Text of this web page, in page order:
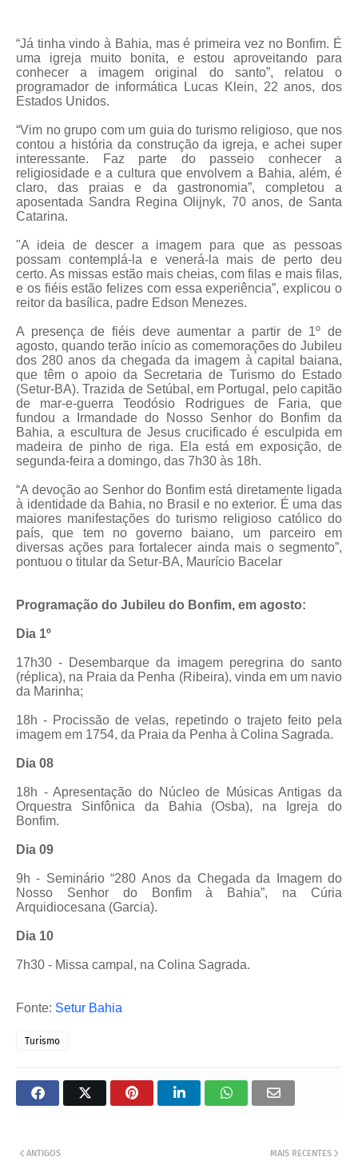
“Já tinha vindo à Bahia, mas é primeira vez no Bonfim. É
uma igreja muito bonita, e estou aproveitando para
conhecer a imagem original do santo”, relatou o
programador de informática Lucas Klein, 22 anos, dos
Estados Unidos.
“Vim no grupo com um guia do turismo religioso, que nos
contou a história da construção da igreja, e achei super
interessante. Faz parte do passeio conhecer a
religiosidade e a cultura que envolvem a Bahia, além, é
claro, das praias e da gastronomia”, completou a
aposentada Sandra Regina Olijnyk, 70 anos, de Santa
Catarina.
"A ideia de descer a imagem para que as pessoas
possam contemplá-la e venerá-la mais de perto deu
certo. As missas estão mais cheias, com filas e mais filas,
e os fiéis estão felizes com essa experiência”, explicou o
reitor da basílica, padre Edson Menezes.
A presença de fiéis deve aumentar a partir de 1º de
agosto, quando terão início as comemorações do Jubileu
dos 280 anos da chegada da imagem à capital baiana,
que têm o apoio da Secretaria de Turismo do Estado
(Setur-BA). Trazida de Setúbal, em Portugal, pelo capitão
de mar-e-guerra Teodósio Rodrigues de Faria, que
fundou a Irmandade do Nosso Senhor do Bonfim da
Bahia, a escultura de Jesus crucificado é esculpida em
madeira de pinho de riga. Ela está em exposição, de
segunda-feira a domingo, das 7h30 às 18h.
“A devoção ao Senhor do Bonfim está diretamente ligada
à identidade da Bahia, no Brasil e no exterior. É uma das
maiores manifestações do turismo religioso católico do
país, que tem no governo baiano, um parceiro em
diversas ações para fortalecer ainda mais o segmento”,
pontuou o titular da Setur-BA, Maurício Bacelar
Programação do Jubileu do Bonfim, em agosto:
Dia 1º
17h30 - Desembarque da imagem peregrina do santo
(réplica), na Praia da Penha (Ribeira), vinda em um navio
da Marinha;
18h - Procissão de velas, repetindo o trajeto feito pela
imagem em 1754, da Praia da Penha à Colina Sagrada.
Dia 08
18h - Apresentação do Núcleo de Músicas Antigas da
Orquestra Sinfônica da Bahia (Osba), na Igreja do
Bonfim.
Dia 09
9h - Seminário “280 Anos da Chegada da Imagem do
Nosso Senhor do Bonfim à Bahia”, na Cúria
Arquidiocesana (Garcia).
Dia 10
7h30 - Missa campal, na Colina Sagrada.
Fonte: Setur Bahia
Turismo
MAIS RECENTES
ANTIGOS